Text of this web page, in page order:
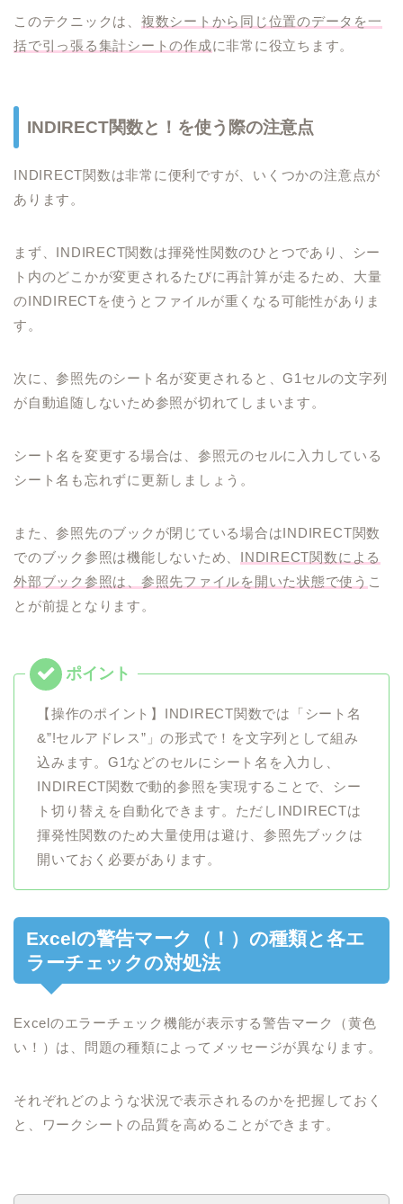
このテクニックは、 複数シートから同じ位置のデータを一
括で引っ張る集計シートの作成に非常に役立ちます。
INDIRECT関数と！を使う際の注意点
INDIRECT関数は非常に便利ですが、いくつかの注意点が
あります。
まず、INDIRECT関数は揮発性関数のひとつであり、シー
ト内のどこかが変更されるたびに再計算が走るため、大量
のINDIRECTを使うとファイルが重くなる可能性がありま
す。
次に、参照先のシート名が変更されると、G1セルの文字列
が自動追随しないため参照が切れてしまいます。
シート名を変更する場合は、参照元のセルに入力している
シート名も忘れずに更新しましょう。
また、参照先のブックが閉じている場合はINDIRECT関数
でのブック参照は機能しないため、
INDIRECT関数による
外部ブック参照は、参照先ファイルを開いた状態で使う こ
とが前提となります。
【操作のポイント】INDIRECT関数では「シート名
&”!セルアドレス”」の形式で！を文字列として組み
込みます。G1などのセルにシート名を入力し、
INDIRECT関数で動的参照を実現することで、シー
ト切り替えを自動化できます。ただしINDIRECTは
揮発性関数のため大量使用は避け、参照先ブックは
開いておく必要があります。
Excelの警告マーク（！）の種類と各エ
ラーチェックの対処法
Excelのエラーチェック機能が表示する警告マーク（黄色
い！）は、問題の種類によってメッセージが異なります。
それぞれどのような状況で表示されるのかを把握しておく
と、ワークシートの品質を高めることができます。